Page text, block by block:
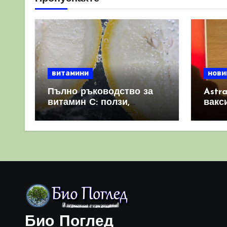
страници
витамини
Пълно ръководство за
витамин С: ползи,
източници и защо е
Био Поглед